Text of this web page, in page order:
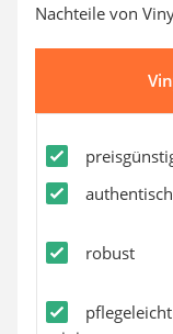
Nachteile von
robust